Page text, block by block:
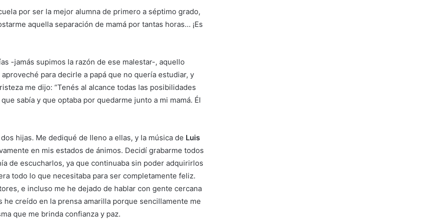
por ser la mejor alumna de primero a séptimo grado,
aquella separación de mamá por tantas horas… ¡Es
-jamás supimos la razón de ese malestar-, aquello
para decirle a papá que no quería estudiar, y
me dijo: “Tenés al alcance todas las posibilidades
sabía y que optaba por quedarme junto a mi mamá. Él
hijas. Me dediqué de lleno a ellas, y la música de Luis
en mis estados de ánimos. Decidí grabarme todos
de escucharlos, ya que continuaba sin poder adquirirlos
todo lo que necesitaba para ser completamente feliz.
e incluso me he dejado de hablar con gente cercana
creído en la prensa amarilla porque sencillamente me
que me brinda confianza y paz.